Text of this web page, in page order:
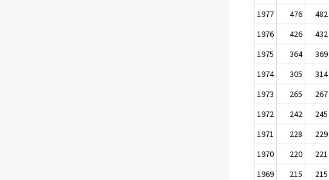
1977
476 482
1976
426 432
1975
364 369
1974
305 314
1973
265 267
1972
242 245
1971
228 229
1970
220 221
1969
215 215